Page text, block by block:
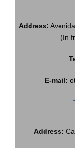
Address:
(In
E-mail:
Address: